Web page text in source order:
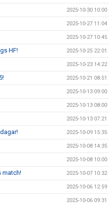
2025-10-30 10:00
2025-10-27 11:04
2025-10-27 10:45
HF! 2025-10-25 22:01
2025-10-23 14:22
2025-10-21 08:51
2025-10-13 09:00
2025-10-13 08:00
2025-10-13 07:21
2025-10-09 15:35
2025-10-08 14:35
2025-10-08 10:00
match! 2025-10-07 10:32
2025-10-06 12:59
2025-10-06 09:31